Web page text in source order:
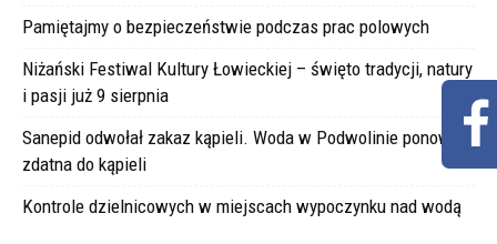
Pamiętajmy o bezpieczeństwie podczas prac polowych
Niżański Festiwal Kultury Łowieckiej – święto tradycji, natury
i pasji już 9 sierpnia
Sanepid odwołał zakaz kąpieli. Woda w Podwolinie ponownie
zdatna do kąpieli
Kontrole dzielnicowych w miejscach wypoczynku nad wodą